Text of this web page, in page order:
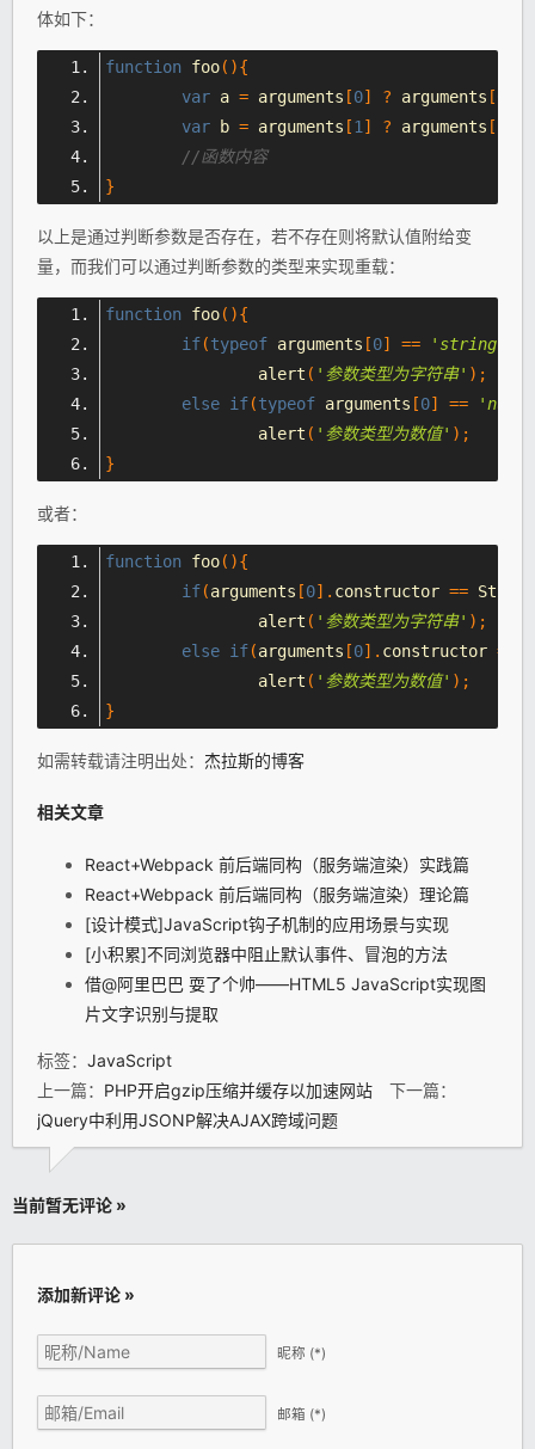
体如下：
function foo(){
var a = arguments [0] ? arguments [
var b = arguments [1 ] ? arguments [
//函数内容
}
以上是通过判断参数是否存在，若不存在则将默认值附给变
量，而我们可以通过判断参数的类型来实现重载：
function foo(){
if(typeof arguments [0] == 'string'
		alert
( '参数类型为字符串' );
else if(typeof arguments [0] ==
		alert
( '参数类型为数值' );
}
或者：
function foo(){
if(arguments [0]. constructor == String
		alert
( '参数类型为字符串' );
else if(arguments [0]. constructor ==
		alert
( '参数类型为数值' );
}
如需转载请注明出处： 杰拉斯的博客
相关文章
React+Webpack 前后端同构（服务端渲染）实践篇
React+Webpack 前后端同构（服务端渲染）理论篇
[设计模式]JavaScript钩子机制的应用场景与实现
[小积累]不同浏览器中阻止默认事件、冒泡的方法
借@阿里巴巴 耍了个帅——HTML5 JavaScript实现图
片文字识别与提取
标签： JavaScript
上一篇： PHP开启gzip压缩并缓存以加速网站 下一篇：
jQuery中利用JSONP解决AJAX跨域问题
当前暂无评论 »
添加新评论 »
昵称 (*)
邮箱 (*)